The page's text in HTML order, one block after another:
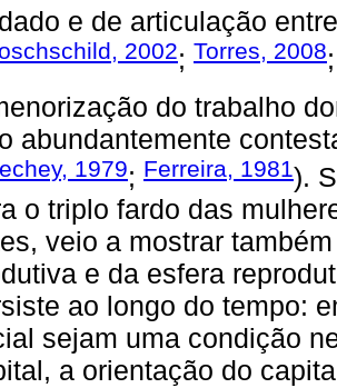
e de articulação
2002; Torres, 2008
do trabalho
abundantemente
1979; Ferreira, 1981).
o triplo fardo das
veio a mostrar
e da esfera
ao longo do tempo:
sejam uma condição
a orientação do